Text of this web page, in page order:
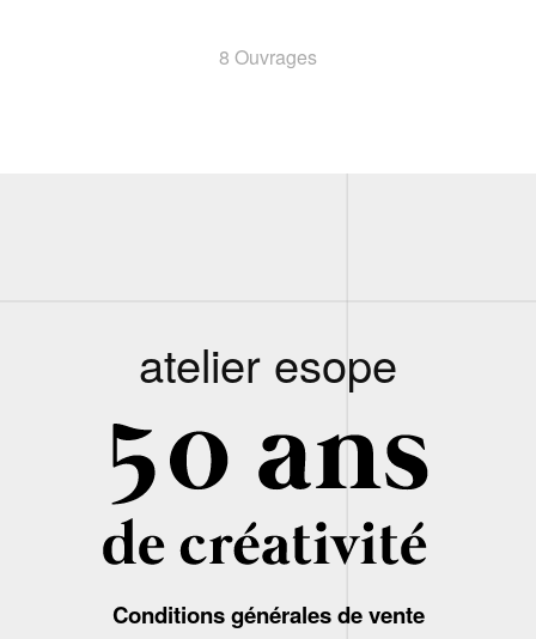
8 Ouvrages
atelier esope
Conditions générales de vente